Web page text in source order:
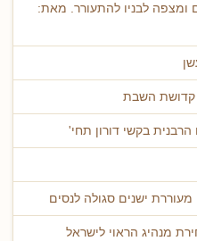
ומצפה לבניו להתעורר. מאת:
קדושת השבת
בקשי דורון תחי'
ישנים סגולה לנסים
מנהיג הראוי לישראל